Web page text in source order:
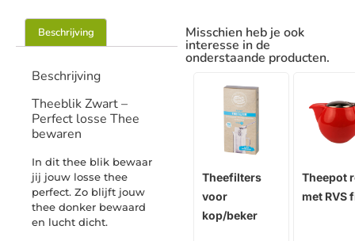
Beschrijving
Beschrijving
Theeblik Zwart –
Perfect losse Thee
bewaren
In dit thee blik bewaar
jij jouw losse thee
perfect. Zo blijft jouw
thee donker bewaard
en lucht dicht.
Misschien heb je ook
interesse in de
onderstaande producten.
Theefilters
voor
kop/beker
Theepot
met RVS